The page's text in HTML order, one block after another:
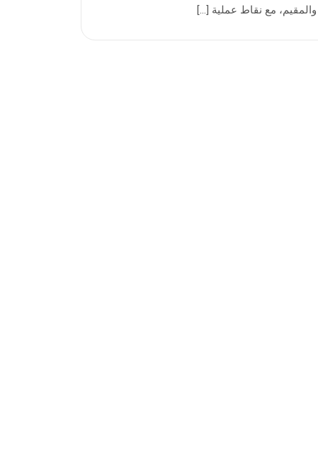
والمقيم، مع نقاط عملية […]